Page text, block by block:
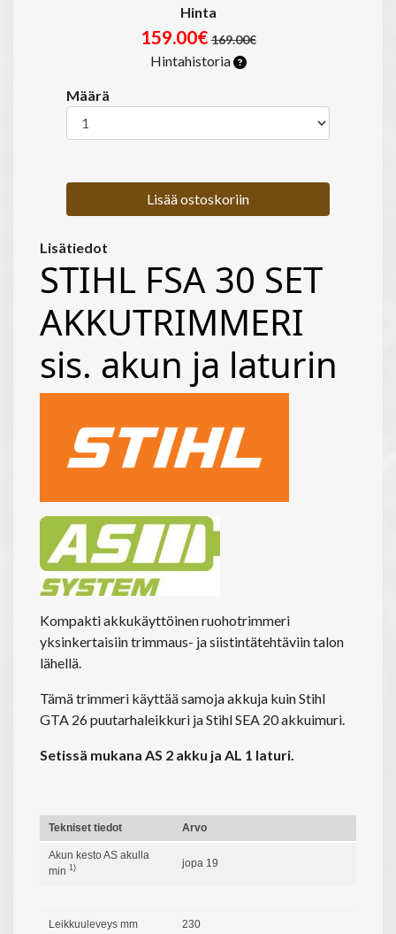
Hinta
159.00€ 169.00€
Hintahistoria
Määrä
Lisää ostoskoriin
Lisätiedot
STIHL FSA 30 SET
AKKUTRIMMERI
sis. akun ja laturin
Kompakti akkukäyttöinen ruohotrimmeri
yksinkertaisiin trimmaus- ja siistintätehtäviin talon
lähellä.
Tämä trimmeri käyttää samoja akkuja kuin Stihl
GTA 26 puutarhaleikkuri ja Stihl SEA 20 akkuimuri.
Setissä mukana AS 2 akku ja AL 1 laturi.
Tekniset tiedot Arvo
Akun kesto AS akulla
min 1) jopa 19
Leikkuuleveys mm 230